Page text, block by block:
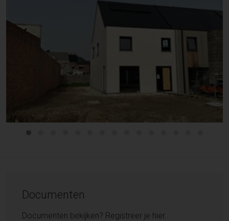
Documenten
Documenten bekijken? Registreer je hier.